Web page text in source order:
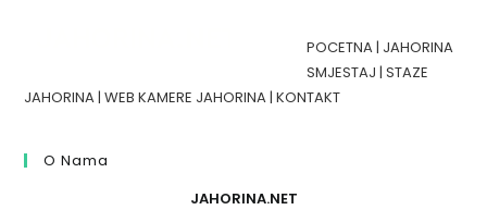
POCETNA| JAHORINA
SMJESTAJ |STAZE
JAHORINA|WEB KAMERE JAHORINA|KONTAKT
O Nama
JAHORINA.NET